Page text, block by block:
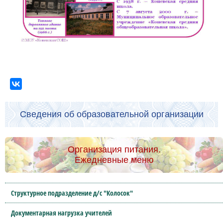
Сведения об образовательной организации
Организация питания.
Ежедневные меню
Структурное подразделение д/с "Колосок"
Документарная нагрузка учителей